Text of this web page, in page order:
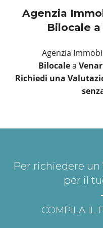
Agenzia
Bilocale
Agenzia
Bilocalea
Richiedi una
Per richiedere un
per il
COMPILA IL